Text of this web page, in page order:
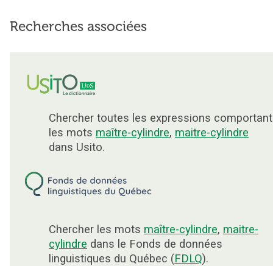
Recherches associées
Chercher toutes les expressions comportant
les mots maître-cylindre, maitre-cylindre
dans Usito.
Chercher les mots maître-cylindre, maitre-
cylindre dans le Fonds de données
linguistiques du Québec (FDLQ).